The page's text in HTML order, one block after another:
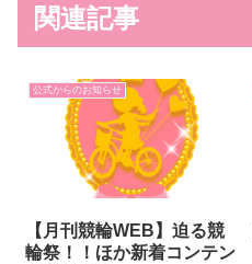
関連記事
公式からのお知らせ
【月刊競輪WEB】迫る競
輪祭！！ほか新着コンテン